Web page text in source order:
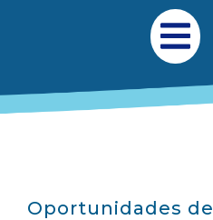
Pasar al contenido principal
Abrir
Oportunidades